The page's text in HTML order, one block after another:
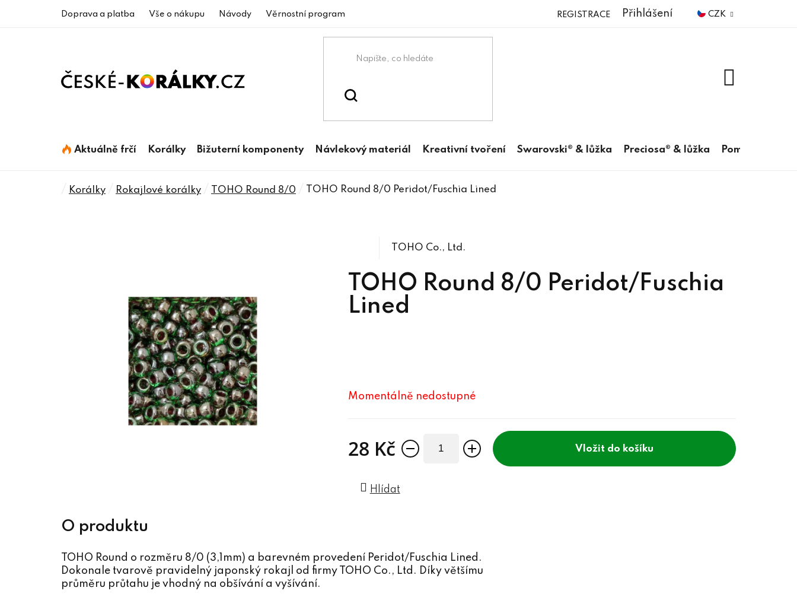
Doprava a platba Vše o nákupu Návody Věrnostní program CZK
Přihlášení
REGISTRACE
Aktuálně frčí Korálky Bižuterní komponenty Návlekový materiál Kreativní tvoření Swarovski® & lůžka Preciosa® & lůžka Pomůcky
Domů
Korálky Rokajlové korálky TOHO Round 8/0 TOHO Round 8/0 Peridot/Fuschia Lined
TOHO Round 8/0 Peridot/Fuschia
Lined
TOHO Co., Ltd.
Momentálně nedostupné
28 Kč do košíku
Hlídat
TOHO Round o rozměru 8/0 (3,1mm) a barevném provedení Peridot/Fuschia Lined.
Dokonale tvarově pravidelný japonský rokajl od firmy TOHO Co., Ltd. Díky většímu
průměru průtahu je vhodný na obšívání a vyšívání.